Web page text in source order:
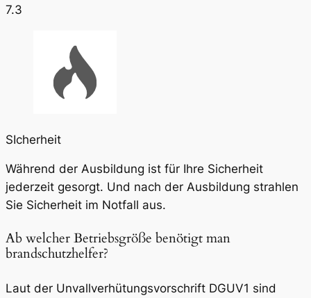
7.3
SIcherheit
Während der Ausbildung ist für Ihre Sicherheit
jederzeit gesorgt. Und nach der Ausbildung strahlen
Sie Sicherheit im Notfall aus.
Ab welcher Betriebsgröße benötigt man
brandschutzhelfer?
Laut der Unvallverhütungsvorschrift DGUV1 sind